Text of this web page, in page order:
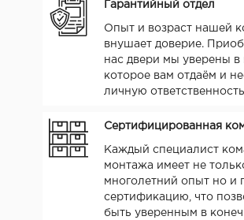
Гарантийный отдел
Опыт и возраст нашей
внушает доверие.
нас двери мы уверены в
которое вам отдаём и
личную
Сертифицированная
Каждый специалист
монтажа имеет не
многолетний опыт но и
сертификацию, что
быть уверенным в